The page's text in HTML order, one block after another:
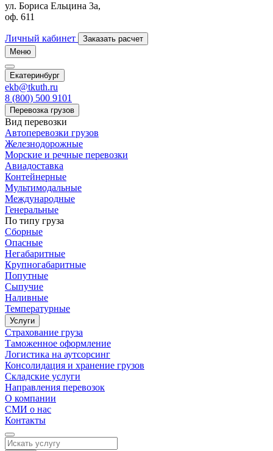
ул. Бориса Ельцина 3а,
оф. 611
Личный кабинет
Заказать расчет
Меню
Екатеринбург
ekb@tkuth.ru
8 (800) 500 9101
Перевозка грузов
Вид перевозки
Автоперевозки грузов
Железнодорожные
Морские и речные перевозки
Авиадоставка
Контейнерные
Мультимодальные
Международные
Генеральные
По типу груза
Сборные
Опасные
Негабаритные
Крупногабаритные
Попутные
Сыпучие
Наливные
Температурные
Услуги
Страхование груза
Таможенное оформление
Логистика на аутсорсинг
Консолидация и хранение грузов
Складские услуги
Направления перевозок
О компании
СМИ о нас
Контакты